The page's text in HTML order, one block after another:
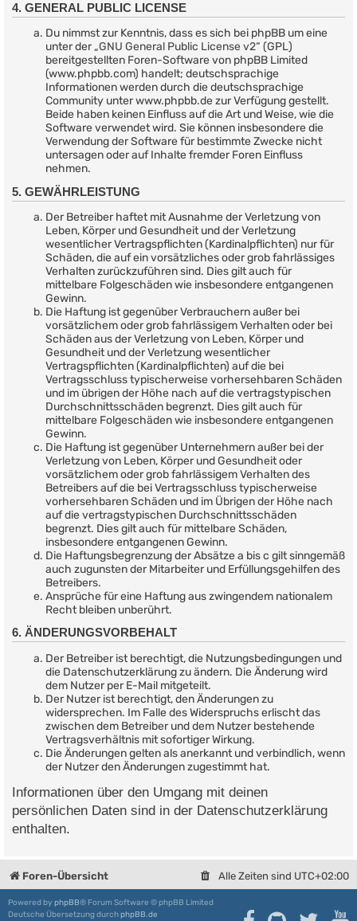
4. GENERAL PUBLIC LICENSE
Du nimmst zur Kenntnis, dass es sich bei phpBB um eine
unter der „GNU General Public License v2“ (GPL)
bereitgestellten Foren-Software von phpBB Limited
(www.phpbb.com) handelt; deutschsprachige
Informationen werden durch die deutschsprachige
Community unter www.phpbb.de zur Verfügung gestellt.
Beide haben keinen Einfluss auf die Art und Weise, wie die
Software verwendet wird. Sie können insbesondere die
Verwendung der Software für bestimmte Zwecke nicht
untersagen oder auf Inhalte fremder Foren Einfluss
nehmen.
5. GEWÄHRLEISTUNG
Der Betreiber haftet mit Ausnahme der Verletzung von
Leben, Körper und Gesundheit und der Verletzung
wesentlicher Vertragspflichten (Kardinalpflichten) nur für
Schäden, die auf ein vorsätzliches oder grob fahrlässiges
Verhalten zurückzuführen sind. Dies gilt auch für
mittelbare Folgeschäden wie insbesondere entgangenen
Gewinn.
Die Haftung ist gegenüber Verbrauchern außer bei
vorsätzlichem oder grob fahrlässigem Verhalten oder bei
Schäden aus der Verletzung von Leben, Körper und
Gesundheit und der Verletzung wesentlicher
Vertragspflichten (Kardinalpflichten) auf die bei
Vertragsschluss typischerweise vorhersehbaren Schäden
und im übrigen der Höhe nach auf die vertragstypischen
Durchschnittsschäden begrenzt. Dies gilt auch für
mittelbare Folgeschäden wie insbesondere entgangenen
Gewinn.
Die Haftung ist gegenüber Unternehmern außer bei der
Verletzung von Leben, Körper und Gesundheit oder
vorsätzlichem oder grob fahrlässigem Verhalten des
Betreibers auf die bei Vertragsschluss typischerweise
vorhersehbaren Schäden und im Übrigen der Höhe nach
auf die vertragstypischen Durchschnittsschäden
begrenzt. Dies gilt auch für mittelbare Schäden,
insbesondere entgangenen Gewinn.
Die Haftungsbegrenzung der Absätze a bis c gilt sinngemäß
auch zugunsten der Mitarbeiter und Erfüllungsgehilfen des
Betreibers.
Ansprüche für eine Haftung aus zwingendem nationalem
Recht bleiben unberührt.
6. ÄNDERUNGSVORBEHALT
Der Betreiber ist berechtigt, die Nutzungsbedingungen und
die Datenschutzerklärung zu ändern. Die Änderung wird
dem Nutzer per E-Mail mitgeteilt.
Der Nutzer ist berechtigt, den Änderungen zu
widersprechen. Im Falle des Widerspruchs erlischt das
zwischen dem Betreiber und dem Nutzer bestehende
Vertragsverhältnis mit sofortiger Wirkung.
Die Änderungen gelten als anerkannt und verbindlich, wenn
der Nutzer den Änderungen zugestimmt hat.
Informationen über den Umgang mit deinen
persönlichen Daten sind in der Datenschutzerklärung
enthalten.
Foren-Übersicht Alle Zeiten sind UTC+02:00
Powered by phpBB® Forum Software © phpBB Limited
Deutsche Übersetzung durchphpBB.de